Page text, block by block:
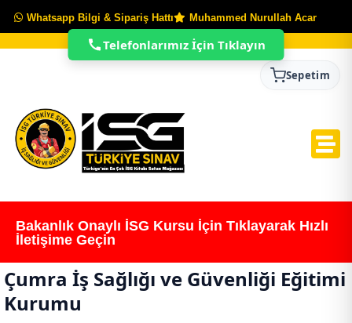
Whatsapp Bilgi & Sipariş Hattı Muhammed Nurullah Acar
Sepetim
Bakanlık Onaylı İSG Kursu İçin Tıklayarak Hızlı
İletişime Geçin
Çumra İş Sağlığı ve Güvenliği Eğitimi
Kurumu
Telefonlarımız İçin Tıklayın